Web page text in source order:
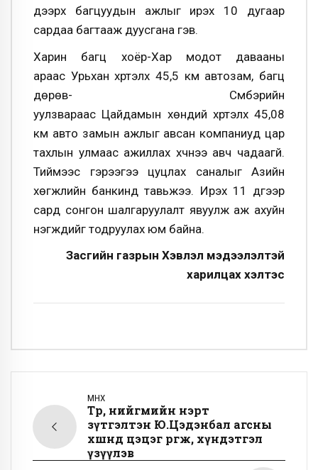
дээрх багцуудын ажлыг ирэх 10 дугаар
сардаа багтааж дуусгана гэв.
Харин багц хоёр-Хар модот давааны
араас Урьхан хүртэлх 45,5 км автозам, багц
дөрөв- Сүмбэрийн
уулзвараас Цайдамын хөндий хүртэлх 45,08
км авто замын ажлыг авсан компаниуд цар
тахлын улмаас ажиллах хүчнээ авч чадаагүй.
Тиймээс гэрээгээ цуцлах саналыг Азийн
хөгжлийн банкинд тавьжээ. Ирэх 11 дүгээр
сард сонгон шалгаруулалт явуулж аж ахуйн
нэгжүүдийг тодруулах юм байна.
Засгийн газрын Хэвлэл мэдээлэлтэй
харилцах хэлтэс
ӨМНӨХ
Төр, нийгмийн нэрт
зүтгэлтэн Ю.Цэдэнбал агсны
хөшөөнд цэцэг өргөж, хүндэтгэл
үзүүлэв